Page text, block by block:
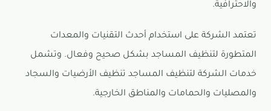
والاحترافية.
تعتمد الشركة على استخدام أحدث التقنيات والمعدات
المتطورة لتنظيف المساجد بشكل صحيح وفعال. وتشمل
خدمات الشركة لتنظيف المساجد تنظيف الأرضيات والسجاد
والمصليات والحمامات والمناطق الخارجية.